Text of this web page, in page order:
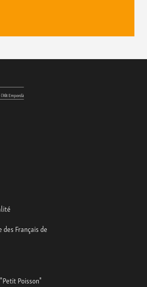
des Français de
Poisson"